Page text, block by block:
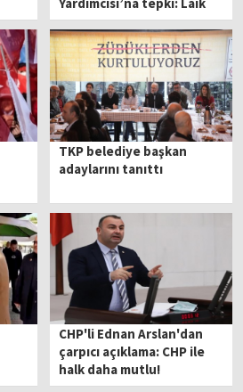
hukuk devletinde suçtur!
TKP belediye başkan
adaylarını tanıttı
CHP'li Ednan Arslan'dan
çarpıcı açıklama: CHP ile
halk daha mutlu!